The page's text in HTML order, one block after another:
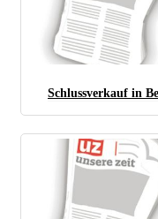
Schlussverkauf in